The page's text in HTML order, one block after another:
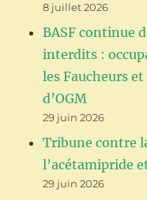
8 juillet 2026
BASF continue
interdits :
les Faucheurs
d’OGM
29 juin 2026
Tribune contre
l’acétamipride
29 juin 2026